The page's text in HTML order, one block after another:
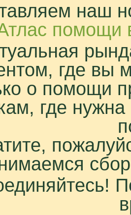
наш
помощи
где вы
о помощи
где